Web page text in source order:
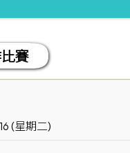
賽
(星期二)